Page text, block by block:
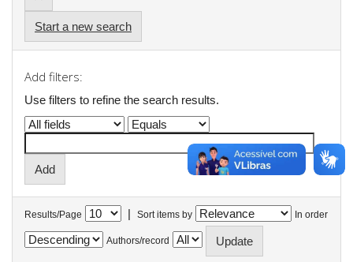
Start a new search
Add filters:
Use filters to refine the search results.
Results/Page | Sort items by In order
Authors/record